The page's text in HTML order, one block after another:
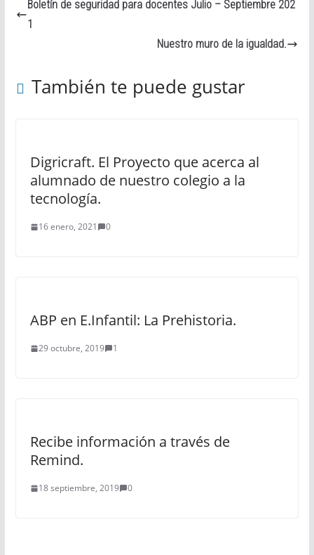
Boletín de seguridad para docentes Julio – Septiembre 202
1
Nuestro muro de la igualdad.
También te puede gustar
Digricraft. El Proyecto que acerca al
alumnado de nuestro colegio a la
tecnología.
16 enero, 2021 0
ABP en E.Infantil: La Prehistoria.
29 octubre, 2019 1
Recibe información a través de
Remind.
18 septiembre, 2019 0